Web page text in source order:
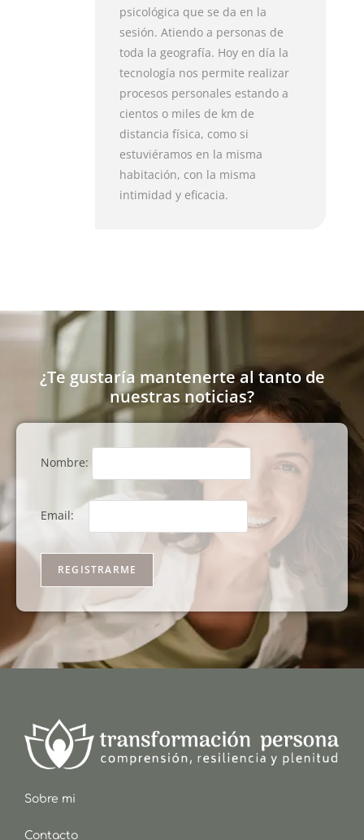
psicológica que se da en la
sesión. Atiendo a personas de
toda la geografía. Hoy en día la
tecnología nos permite realizar
procesos personales estando a
cientos o miles de km de
distancia física, como si
estuviéramos en la misma
habitación, con la misma
intimidad y eficacia.
¿Te gustaría mantenerte al tanto de
nuestras noticias?
Nombre:
Email:
Sobre mi
Contacto